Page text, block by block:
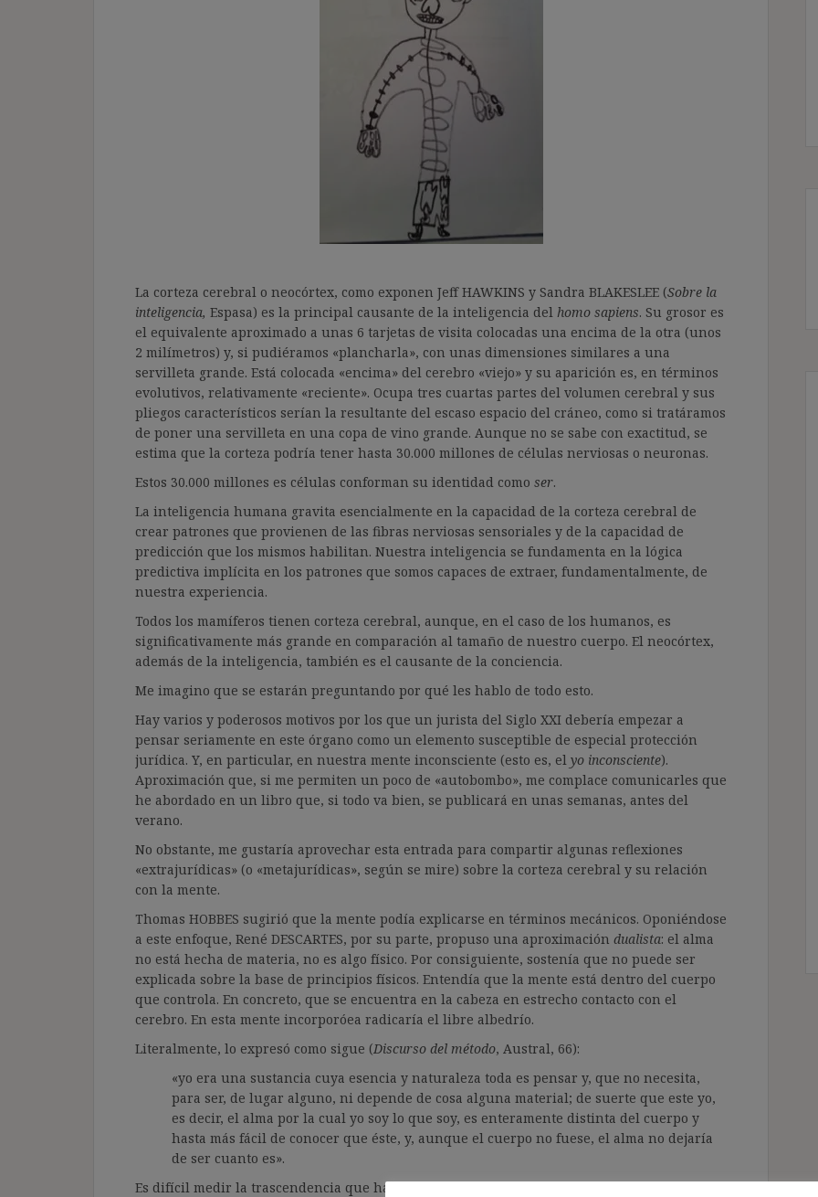
La corteza cerebral o neocórtex, como exponen Jeff HAWKINS y Sandra BLAKESLEE (Sobre la
inteligencia, Espasa) es la principal causante de la inteligencia del homo sapiens. Su grosor es
el equivalente aproximado a unas 6 tarjetas de visita colocadas una encima de la otra (unos
2 milímetros) y, si pudiéramos «plancharla», con unas dimensiones similares a una
servilleta grande. Está colocada «encima» del cerebro «viejo» y su aparición es, en términos
evolutivos, relativamente «reciente». Ocupa tres cuartas partes del volumen cerebral y sus
pliegos característicos serían la resultante del escaso espacio del cráneo, como si tratáramos
de poner una servilleta en una copa de vino grande. Aunque no se sabe con exactitud, se
estima que la corteza podría tener hasta 30.000 millones de células nerviosas o neuronas.
Estos 30.000 millones es células conforman su identidad como ser.
La inteligencia humana gravita esencialmente en la capacidad de la corteza cerebral de
crear patrones que provienen de las fibras nerviosas sensoriales y de la capacidad de
predicción que los mismos habilitan. Nuestra inteligencia se fundamenta en la lógica
predictiva implícita en los patrones que somos capaces de extraer, fundamentalmente, de
nuestra experiencia.
Todos los mamíferos tienen corteza cerebral, aunque, en el caso de los humanos, es
significativamente más grande en comparación al tamaño de nuestro cuerpo. El neocórtex,
además de la inteligencia, también es el causante de la conciencia.
Me imagino que se estarán preguntando por qué les hablo de todo esto.
Hay varios y poderosos motivos por los que un jurista del Siglo XXI debería empezar a
pensar seriamente en este órgano como un elemento susceptible de especial protección
jurídica. Y, en particular, en nuestra mente inconsciente (esto es, el yo inconsciente).
Aproximación que, si me permiten un poco de «autobombo», me complace comunicarles que
he abordado en un libro que, si todo va bien, se publicará en unas semanas, antes del
verano.
No obstante, me gustaría aprovechar esta entrada para compartir algunas reflexiones
«extrajurídicas» (o «metajurídicas», según se mire) sobre la corteza cerebral y su relación
con la mente.
Thomas HOBBES sugirió que la mente podía explicarse en términos mecánicos. Oponiéndose
a este enfoque, René DESCARTES, por su parte, propuso una aproximación dualista: el alma
no está hecha de materia, no es algo físico. Por consiguiente, sostenía que no puede ser
explicada sobre la base de principios físicos. Entendía que la mente está dentro del cuerpo
que controla. En concreto, que se encuentra en la cabeza en estrecho contacto con el
cerebro. En esta mente incorporóea radicaría el libre albedrío.
Literalmente, lo expresó como sigue (Discurso del método, Austral, 66):
«yo era una sustancia cuya esencia y naturaleza toda es pensar y, que no necesita,
para ser, de lugar alguno, ni depende de cosa alguna material; de suerte que este yo,
es decir, el alma por la cual yo soy lo que soy, es enteramente distinta del cuerpo y
hasta más fácil de conocer que éste, y, aunque el cuerpo no fuese, el alma no dejaría
de ser cuanto es».
Es difícil medir la trascendencia que ha tenido este enfoque a lo largo de los siglos en